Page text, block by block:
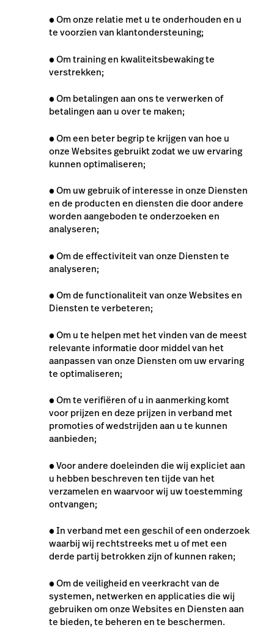
●Om onze relatie met u te onderhouden en u
te voorzien van klantondersteuning;
●Om training en kwaliteitsbewaking te
verstrekken;
●Om betalingen aan ons te verwerkenof
betalingen aan u over te maken;
●Om een beter begrip te krijgen van hoe u
onze Websites gebruikt zodat we uw ervaring
kunnen optimaliseren;
●Om uw gebruik of interesse in onze Diensten
en de producten en diensten die door andere
worden aangeboden te onderzoeken en
analyseren;
●Om de effectiviteit van onze Diensten te
analyseren;
●Om de functionaliteit van onze Websites en
Diensten te verbeteren;
●Om u te helpen met het vinden van de meest
relevante informatie door middel van het
aanpassen van onze Diensten om uw ervaring
te optimaliseren;
●Om te verifiëren of u in aanmerking komt
voor prijzen en deze prijzen in verband met
promoties of wedstrijden aan u te kunnen
aanbieden;
●Voor andere doeleinden die wij expliciet aan
u hebben beschreven ten tijde van het
verzamelen en waarvoor wij uw toestemming
ontvangen;
●In verband met een geschil of een onderzoek
waarbij wij rechtstreeks met u of met een
derde partij betrokken zijn of kunnen raken;
●Om de veiligheid en veerkracht van de
systemen, netwerken en applicaties die wij
gebruiken om onze Websites en Diensten aan
te bieden, te beheren en te beschermen.